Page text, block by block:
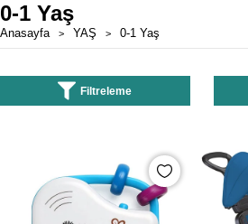
0-1 Yaş
Anasayfa YAŞ 0-1 Yaş
Filtreleme